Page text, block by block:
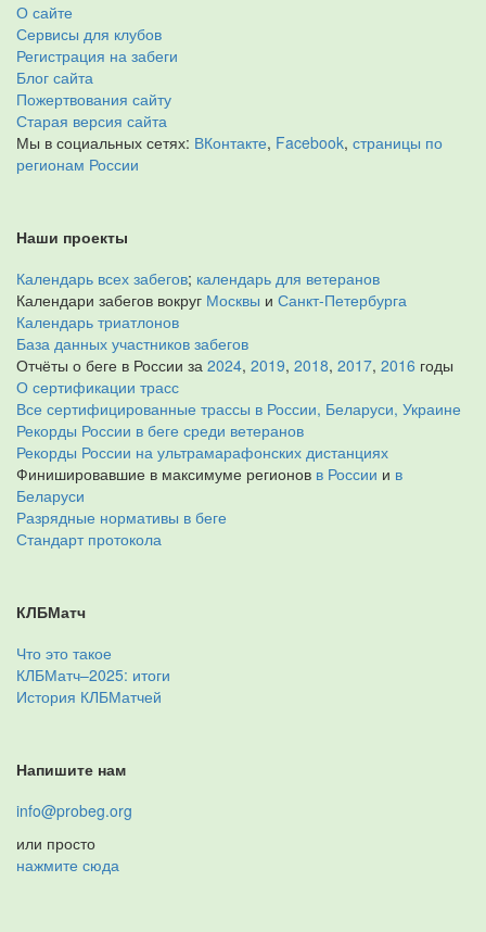
О сайте
Сервисы для клубов
Регистрация на забеги
Блог сайта
Пожертвования сайту
Старая версия сайта
Мы в социальных сетях: ВКонтакте, Facebook, страницы по
регионам России
Наши проекты
Календарь всех забегов; календарь для ветеранов
Календари забегов вокруг Москвы и Санкт-Петербурга
Календарь триатлонов
База данных участников забегов
Отчёты о беге в России за 2024, 2019, 2018, 2017, 2016 годы
О сертификации трасс
Все сертифицированные трассы в России, Беларуси, Украине
Рекорды России в беге среди ветеранов
Рекорды России на ультрамарафонских дистанциях
Финишировавшие в максимуме регионов в России и в
Беларуси
Разрядные нормативы в беге
Стандарт протокола
КЛБМатч
Что это такое
КЛБМатч–2025: итоги
История КЛБМатчей
Напишите нам
info@probeg.org
или просто
нажмите сюда